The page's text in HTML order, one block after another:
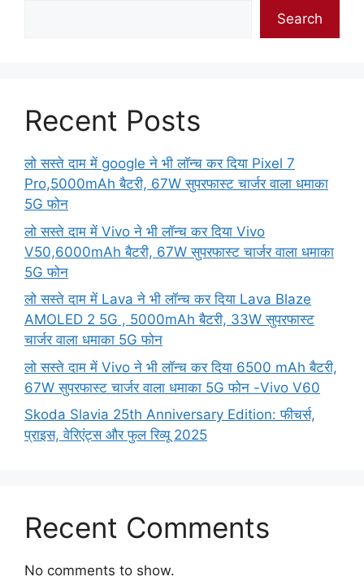
Search
Recent Posts
लो सस्ते दाम में google ने भी लॉन्च कर दिया Pixel 7
Pro,5000mAh बैटरी, 67W सुपरफास्ट चार्जर वाला धमाका
5G फोन
लो सस्ते दाम में Vivo ने भी लॉन्च कर दिया Vivo
V50,6000mAh बैटरी, 67W सुपरफास्ट चार्जर वाला धमाका
5G फोन
लो सस्ते दाम में Lava ने भी लॉन्च कर दिया Lava Blaze
AMOLED 2 5G , 5000mAh बैटरी, 33W सुपरफास्ट
चार्जर वाला धमाका 5G फोन
लो सस्ते दाम में Vivo ने भी लॉन्च कर दिया 6500 mAh बैटरी,
67W सुपरफास्ट चार्जर वाला धमाका 5G फोन -Vivo V60
Skoda Slavia 25th Anniversary Edition: फीचर्स,
प्राइस, वेरिएंट्स और फुल रिव्यू 2025
Recent Comments
No comments to show.